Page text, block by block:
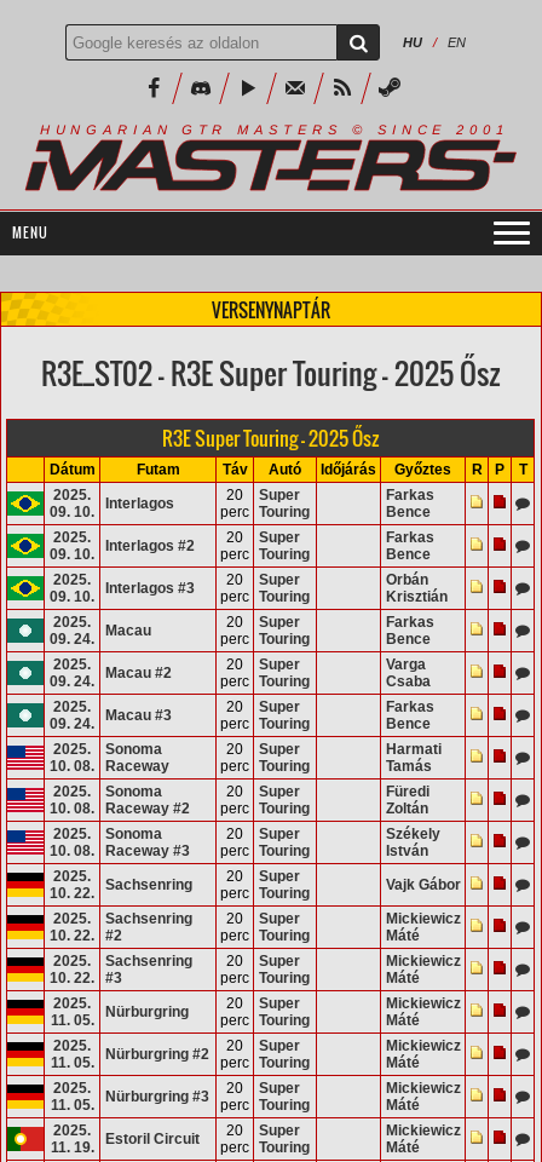
HU / EN
H U N G A R I A N G T R M A S T E R S © S I N C E 2 0 0 1
VERSENYNAPTÁR
R3E_ST02 - R3E Super Touring - 2025 Ősz
R3E Super Touring - 2025 Ősz
Dátum Futam Táv Autó Időjárás Győztes R P
T
2025.
09. 10.
Interlagos
20
perc
Super
Touring
Farkas
Bence
2025.
09. 10.
Interlagos #2
20
perc
Super
Touring
Farkas
Bence
2025.
09. 10.
Interlagos #3
20
perc
Super
Touring
Orbán
Krisztián
2025.
09. 24.
Macau
20
perc
Super
Touring
Farkas
Bence
2025.
09. 24.
Macau #2
20
perc
Super
Touring
Varga
Csaba
2025.
09. 24.
Macau #3
20
perc
Super
Touring
Farkas
Bence
2025.
10. 08.
Sonoma
Raceway
20
perc
Super
Touring
Harmati
Tamás
2025.
10. 08.
Sonoma
Raceway #2
20
perc
Super
Touring
Füredi
Zoltán
2025.
10. 08.
Sonoma
Raceway #3
20
perc
Super
Touring
Székely
István
2025.
10. 22.
Sachsenring
20
perc
Super
Touring
Vajk Gábor
2025.
10. 22.
Sachsenring
#2
20
perc
Super
Touring
Mickiewicz
Máté
2025.
10. 22.
Sachsenring
#3
20
perc
Super
Touring
Mickiewicz
Máté
2025.
11. 05.
Nürburgring
20
perc
Super
Touring
Mickiewicz
Máté
2025.
11. 05.
Nürburgring #2
20
perc
Super
Touring
Mickiewicz
Máté
2025.
11. 05.
Nürburgring #3
20
perc
Super
Touring
Mickiewicz
Máté
2025.
11. 19.
Estoril Circuit
20
perc
Super
Touring
Mickiewicz
Máté